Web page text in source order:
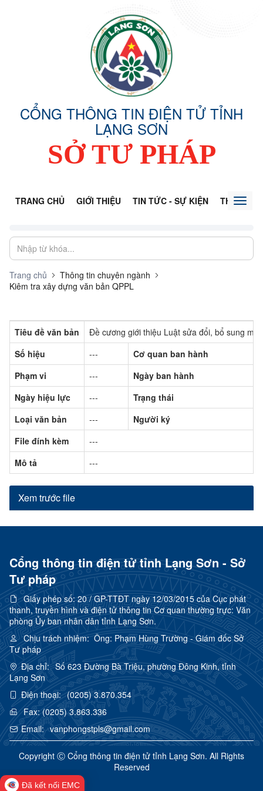
CỔNG THÔNG TIN ĐIỆN TỬ TỈNH
LẠNG SƠN
SỞ TƯ PHÁP
TRANG CHỦ GIỚI THIỆU TIN TỨC - SỰ KIỆN THÔNG
Trang chủ
Thông tin chuyên ngành
Kiêm tra xây dựng văn bản QPPL
Tiêu đề văn bản
Đề cương giới thiệu Luật sửa đổi, bổ sung
Số hiệu
---
Cơ quan ban hành
Phạm vi
---
Ngày ban hành
Ngày hiệu lực
---
Trạng thái
Loại văn bản
---
Người ký
File đính kèm
---
Mô tả
---
Xem trước file
Cổng thông tin điện tử tỉnh Lạng Sơn - Sở
Tư pháp
Giấy phép số:20 / GP-TTĐT ngày 12/03/2015 của Cục phát
thanh, truyền hình và điện tử thông tin Cơ quan thường trực: Văn
phòng Ủy ban nhân dân tỉnh Lạng Sơn.
Chịu trách nhiệm:Ông: Phạm Hùng Trường - Giám đốc Sở
Tư pháp
Địa chỉ: Số 623 Đường Bà Triệu, phường Đông Kinh, tỉnh
Lạng Sơn
Điện thoại: (0205) 3.870.354
Fax:(0205) 3.863.336
Email: vanphongstpls@gmail.com
Copyright Ⓒ Cổng thông tin điện tử tỉnh Lạng Sơn. All Rights
Reserved
Đã kết nối EMC